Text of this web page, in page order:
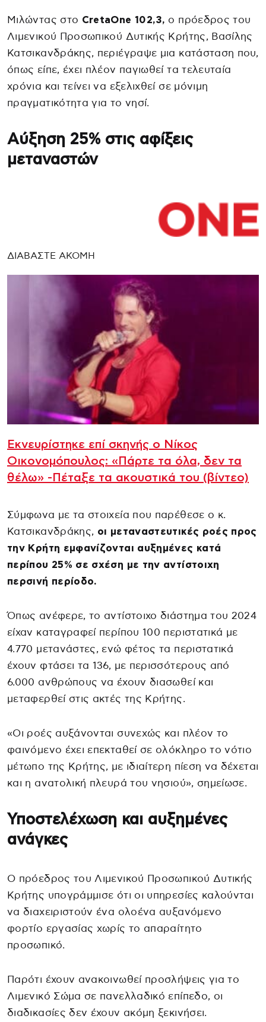
Μιλώντας στο CretaOne 102,3, ο πρόεδρος του
Λιμενικού Προσωπικού Δυτικής Κρήτης, Βασίλης
Κατσικανδράκης, περιέγραψε μια κατάσταση που,
όπως είπε, έχει πλέον παγιωθεί τα τελευταία
χρόνια και τείνει να εξελιχθεί σε μόνιμη
πραγματικότητα για το νησί.
Αύξηση 25% στις αφίξεις
μεταναστών
ΔΙΑΒΑΣΤΕ ΑΚΟΜΗ
Εκνευρίστηκε επί σκηνής ο Νίκος
Οικονομόπουλος: «Πάρτε τα όλα, δεν τα
θέλω» -Πέταξε τα ακουστικά του (βίντεο)
Σύμφωνα με τα στοιχεία που παρέθεσε ο κ.
Κατσικανδράκης, οι μεταναστευτικές ροές προς
την Κρήτη εμφανίζονται αυξημένες κατά
περίπου 25% σε σχέση με την αντίστοιχη
περσινή περίοδο.
Όπως ανέφερε, το αντίστοιχο διάστημα του 2024
είχαν καταγραφεί περίπου 100 περιστατικά με
4.770 μετανάστες, ενώ φέτος τα περιστατικά
έχουν φτάσει τα 136, με περισσότερους από
6.000 ανθρώπους να έχουν διασωθεί και
μεταφερθεί στις ακτές της Κρήτης.
«Οι ροές αυξάνονται συνεχώς και πλέον το
φαινόμενο έχει επεκταθεί σε ολόκληρο το νότιο
μέτωπο της Κρήτης, με ιδιαίτερη πίεση να δέχεται
και η ανατολική πλευρά του νησιού», σημείωσε.
Υποστελέχωση και αυξημένες
ανάγκες
Ο πρόεδρος του Λιμενικού Προσωπικού Δυτικής
Κρήτης υπογράμμισε ότι οι υπηρεσίες καλούνται
να διαχειριστούν ένα ολοένα αυξανόμενο
φορτίο εργασίας χωρίς το απαραίτητο
προσωπικό.
Παρότι έχουν ανακοινωθεί προσλήψεις για το
Λιμενικό Σώμα σε πανελλαδικό επίπεδο, οι
διαδικασίες δεν έχουν ακόμη ξεκινήσει.